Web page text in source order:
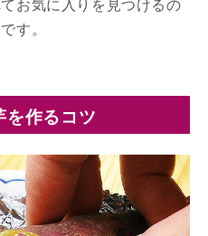
お気に入りを見つけるの
す。
を作るコツ